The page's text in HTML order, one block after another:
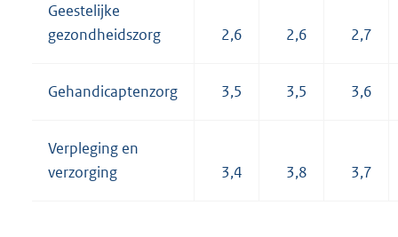
Geestelijke
gezondheidszorg
2,6 2,6 2,7
Gehandicaptenzorg 3,5 3,5 3,6
Verpleging en
verzorging
3,4 3,8 3,7